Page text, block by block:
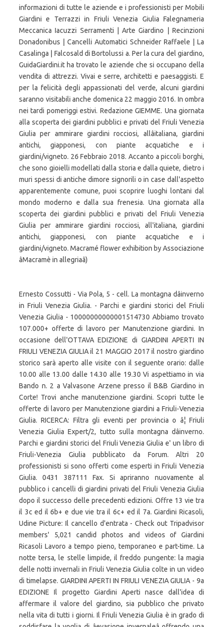
informazioni di tutte le aziende e i professionisti per Mobili
Giardini e Terrazzi in Friuli Venezia Giulia Falegnameria
Meccanica Iacuzzi Serramenti | Arte Giardino | Recinzioni
Donadonibus | Cancelli Automatici Schneider Raffaele | La
Casalinga | Falcosald di Bortolussi a. Per la cura del giardino,
GuidaGiardini.it ha trovato le aziende che si occupano della
vendita di attrezzi. Vivai e serre, architetti e paesaggisti. E
per la felicità degli appassionati del verde, alcuni giardini
saranno visitabili anche domenica 22 maggio 2016. In ombra
nei tardi pomeriggi estivi. Redazione GIEMME. Una giornata
alla scoperta dei giardini pubblici e privati del Friuli Venezia
Giulia per ammirare giardini rocciosi, allâitaliana, giardini
antichi, giapponesi, con piante acquatiche e i
giardini/vigneto. 26 Febbraio 2018. Accanto a piccoli borghi,
che sono gioielli modellati dalla storia e dalla quiete, dietro i
muri spessi di antiche dimore signorili o in case dall'aspetto
apparentemente comune, puoi scoprire luoghi lontani dal
mondo moderno e dalla sua frenesia. Una giornata alla
scoperta dei giardini pubblici e privati del Friuli Venezia
Giulia per ammirare giardini rocciosi, all'italiana, giardini
antichi, giapponesi, con piante acquatiche e i
giardini/vigneto. Macramé flower exhibition by Associazione
âMacramè in allegriaâ)
Ernesto Cossutti - Via Pola, 5 - cell. La montagna dâinverno
in Friuli Venezia Giulia. - Parchi e giardini storici del Friuli
Venezia Giulia - 10000000000001514730 Abbiamo trovato
107.000+ offerte di lavoro per Manutenzione giardini. In
occasione dell'OTTAVA EDIZIONE di GIARDINI APERTI IN
FRIULI VENEZIA GIULIA il 21 MAGGIO 2017 il nostro giardino
storico sarà aperto alle visite con il seguente orario: dalle
10.00 alle 13.00 dalle 14.30 alle 19.30 Vi aspettiamo in via
Bando n. 2 a Valvasone Arzene presso il B&B Giardino in
Corte! Trovi anche manutenzione giardini. Scopri tutte le
offerte di lavoro per Manutenzione giardini a Friuli-Venezia
Giulia. RICERCA: Filtra gli eventi per provincia o â¦ Friuli
Venezia Giulia Expert/2, tutto sulla montagna dâinverno.
Parchi e giardini storici del Friuli Venezia Giulia e' un libro di
Friuli-Venezia Giulia pubblicato da Forum. Altri 20
professionisti si sono offerti come esperti in Friuli Venezia
Giulia. 0431 387111 Fax. Si apriranno nuovamente al
pubblico i cancelli di giardini privati del Friuli Venezia Giulia
dopo il successo delle precedenti edizioni. Offre 13 vie tra
il 3c ed il 6b+ e due vie tra il 6c+ ed il 7a. Giardini Ricasoli,
Udine Picture: Il cancello d'entrata - Check out Tripadvisor
members' 5,021 candid photos and videos of Giardini
Ricasoli Lavoro a tempo pieno, temporaneo e part-time. La
notte tersa, le stelle limpide, il freddo pungente: la magia
delle notti invernali in Friuli Venezia Giulia colte in un video
di timelapse. GIARDINI APERTI IN FRIULI VENEZIA GIULIA - 9a
EDIZIONE Il progetto Giardini Aperti nasce dall'idea di
affermare il valore del giardino, sia pubblico che privato
nella vita di tutti i giorni. Il Friuli Venezia Giulia è in grado di